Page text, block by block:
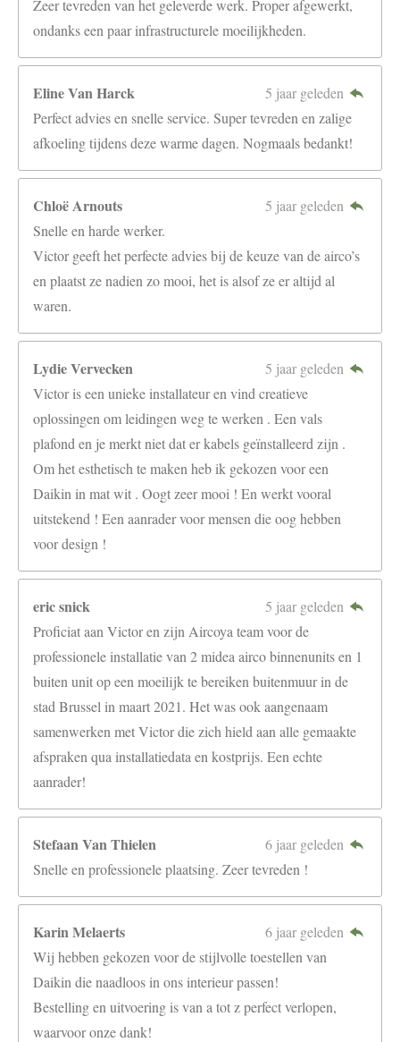
Zeer tevreden van het geleverde werk. Proper afgewerkt,
ondanks een paar infrastructurele moeilijkheden.
Eline Van Harck
5 jaar geleden
Perfect advies en snelle service. Super tevreden en zalige
afkoeling tijdens deze warme dagen. Nogmaals bedankt!
Chloë Arnouts
5 jaar geleden
Snelle en harde werker.
Victor geeft het perfecte advies bij de keuze van de airco’s
en plaatst ze nadien zo mooi, het is alsof ze er altijd al
waren.
Lydie Vervecken
5 jaar geleden
Victor is een unieke installateur en vind creatieve
oplossingen om leidingen weg te werken . Een vals
plafond en je merkt niet dat er kabels geïnstalleerd zijn .
Om het esthetisch te maken heb ik gekozen voor een
Daikin in mat wit . Oogt zeer mooi ! En werkt vooral
uitstekend ! Een aanrader voor mensen die oog hebben
voor design !
eric snick
5 jaar geleden
Proficiat aan Victor en zijn Aircoya team voor de
professionele installatie van 2 midea airco binnenunits en 1
buiten unit op een moeilijk te bereiken buitenmuur in de
stad Brussel in maart 2021. Het was ook aangenaam
samenwerken met Victor die zich hield aan alle gemaakte
afspraken qua installatiedata en kostprijs. Een echte
aanrader!
Stefaan Van Thielen
6 jaar geleden
Snelle en professionele plaatsing. Zeer tevreden !
Karin Melaerts
6 jaar geleden
Wij hebben gekozen voor de stijlvolle toestellen van
Daikin die naadloos in ons interieur passen!
Bestelling en uitvoering is van a tot z perfect verlopen,
waarvoor onze dank!